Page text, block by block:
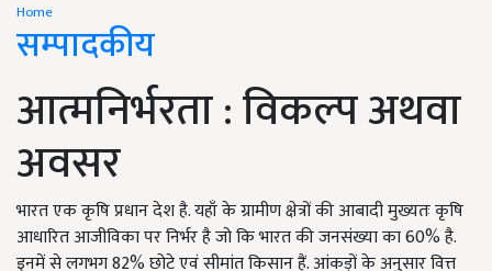
Home
सम्पादकीय
आत्मनिर्भरता : विकल्प अथवा
अवसर
भारत एक कृषि प्रधान देश है. यहाँ के ग्रामीण क्षेत्रों की आबादी मुख्यतः कृषि
आधारित आजीविका पर निर्भर है जो कि भारत की जनसंख्या का 60% है.
इनमें से लगभग 82% छोटे एवं सीमांत किसान हैं. आंकड़ों के अनुसार वित्त